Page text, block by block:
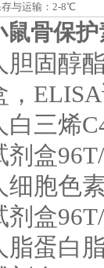
存与运输：2-8℃
鼠骨保
胆固醇
，
白三烯
剂盒
细胞色
剂盒
脂蛋白